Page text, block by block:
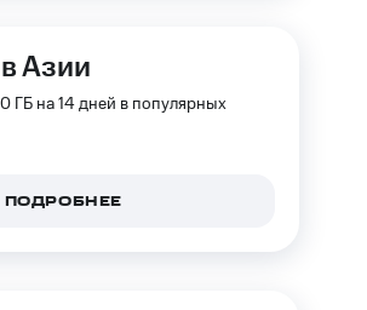
Азии
ГБ на 14 дней в популярных
ПОДРОБНЕЕ